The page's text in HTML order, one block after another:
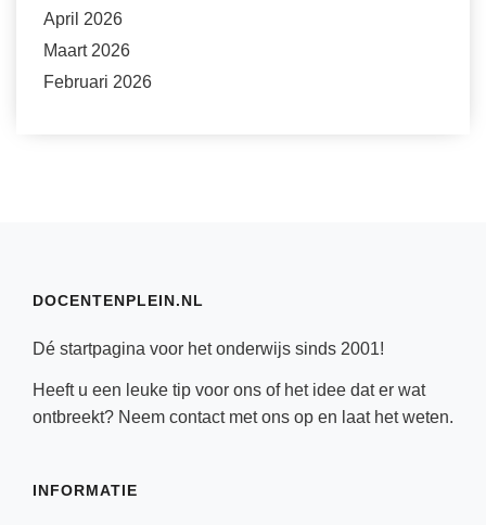
April 2026
Maart 2026
Februari 2026
DOCENTENPLEIN.NL
Dé startpagina voor het onderwijs sinds 2001!
Heeft u een leuke tip voor ons of het idee dat er wat
ontbreekt? Neem contactmet ons op en laat het weten.
INFORMATIE